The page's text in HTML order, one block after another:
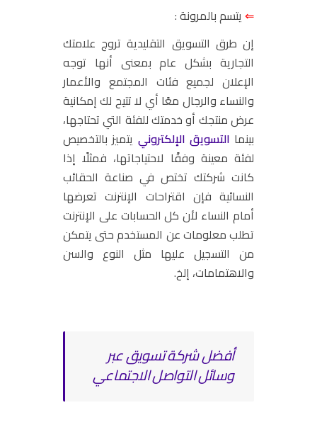
⇐يتسم بالمرونة :
إن طرق التسويق التقليدية تروج علامتك
التجارية بشكل عام بمعنى أنها توجه
الإعلان لجميع فئات المجتمع والأعمار
والنساء والرجال معًا أي لا تتيح لك إمكانية
عرض منتجك أو خدمتك للفئة التي تحتاجها،
بينما التسويق الإلكتروني يتميز بالتخصيص
لفئة معينة وفقًا لاحتياجاتها، فمثلًا إذا
كانت شركتك تختص في صناعة الحقائب
النسائية فإن اقتراحات الإنترنت تعرضها
أمام النساء لأن كل الحسابات على الإنترنت
تطلب معلومات عن المستخدم حتى يتمكن
من التسجيل عليها مثل النوع والسن
والاهتمامات، إلخ.
أفضل شركة تسويق عبر
وسائل التواصل الاجتماعي